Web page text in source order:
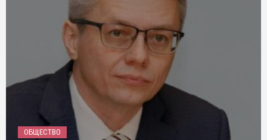
ОБЩЕСТВО